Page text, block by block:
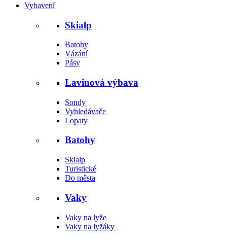
Vybavení
Skialp
Batohy
Vázání
Pásy
Lavinová výbava
Sondy
Vyhledávače
Lopaty
Batohy
Skialp
Turistické
Do města
Vaky
Vaky na lyže
Vaky na lyžáky